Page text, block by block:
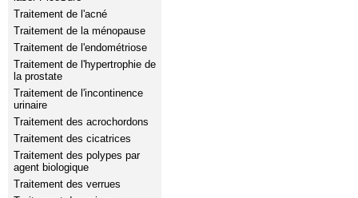
Traitement de l'acné
Traitement de la ménopause
Traitement de l'endométriose
Traitement de l'hypertrophie de
la prostate
Traitement de l'incontinence
urinaire
Traitement des acrochordons
Traitement des cicatrices
Traitement des polypes par
agent biologique
Traitement des verrues